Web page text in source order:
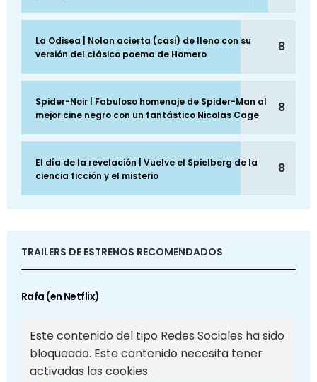
La Odisea | Nolan acierta (casi) de lleno con su
versión del clásico poema de Homero
8
Spider-Noir | Fabuloso homenaje de Spider-Man al
mejor cine negro con un fantástico Nicolas Cage
8
El día de la revelación | Vuelve el Spielberg de la
ciencia ficción y el misterio
8
TRAILERS DE ESTRENOS RECOMENDADOS
Rafa (en Netflix)
Este contenido del tipo Redes Sociales ha sido
bloqueado. Este contenido necesita tener
activadas las cookies.